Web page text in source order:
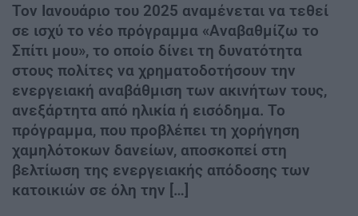
Τον Ιανουάριο του 2025 αναμένεται να τεθεί
σε ισχύ το νέο πρόγραμμα «Αναβαθμίζω το
Σπίτι μου», το οποίο δίνει τη δυνατότητα
στους πολίτες να χρηματοδοτήσουν την
ενεργειακή αναβάθμιση των ακινήτων τους,
ανεξάρτητα από ηλικία ή εισόδημα. Το
πρόγραμμα, που προβλέπει τη χορήγηση
χαμηλότοκων δανείων, αποσκοπεί στη
βελτίωση της ενεργειακής απόδοσης των
κατοικιών σε όλη την […]